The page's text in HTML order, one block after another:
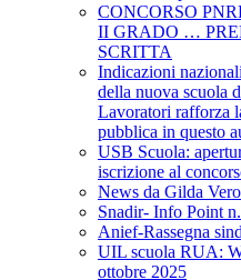
CONCORSO
II GRADO …
SCRITTA
Indicazioni
della nuova scuola
Lavoratori rafforza
pubblica in questo
USB Scuola:
iscrizione al
News da Gilda
Snadir- Info Point
Anief-Rassegna
UIL scuola RUA:
ottobre 2025